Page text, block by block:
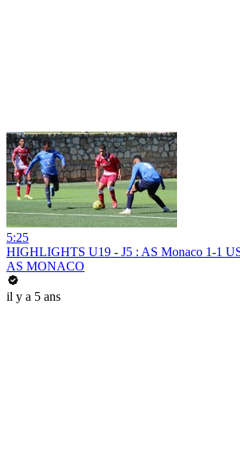
5:25
HIGHLIGHTS U19 - J5 : AS Monaco 1-1
AS MONACO
il y a 5 ans